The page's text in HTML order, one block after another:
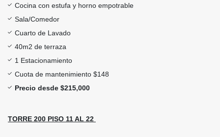
Cocina con estufa y horno empotrable
Sala/Comedor
Cuarto de Lavado
40m2 de terraza
1 Estacionamiento
Cuota de mantenimiento $148
Precio desde $215,000
TORRE 200 PISO 11 AL 22